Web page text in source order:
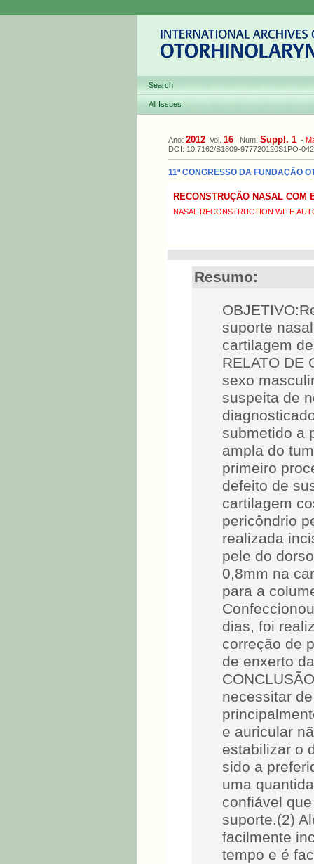
Search
All Issues
Ano: 2012 Vol. 16 Num. Suppl. 1 -
DOI: 10.7162/S1809-977720120S1PO-042
11º CONGRESSO DA FUNDAÇÃO
RECONSTRUÇÃO NASAL COM
NASAL RECONSTRUCTION WITH
Resumo:
suporte
cartilagem
RELATO DE
sexo
suspeita de
submetido a
ampla do
primeiro
defeito de
cartilagem
pericôndrio
realizada
pele do
0,8mm na
para a
dias, foi
correção de
de enxerto
necessitar
e auricular
estabilizar o
sido a
uma
confiável
suporte.(2)
facilmente
tempo e é